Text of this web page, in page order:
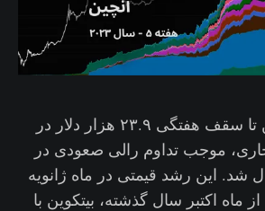
رشد قیمت بیتکوین تا سقف هفتگی ۲۳.۹ هزار دلار در
موجب تداوم رالی صعودی در
شد. این رشد قیمتی در ماه ژانویه
اکتبر سال گذشته، بیتکوین با